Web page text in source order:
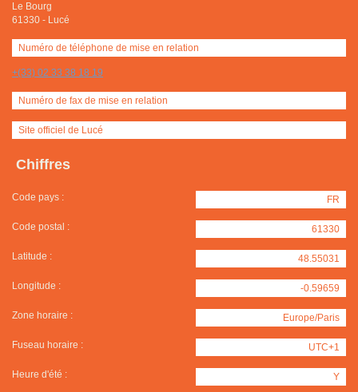
Le Bourg
61330 - Lucé
Numéro de téléphone de mise en relation
+(33) 02 33 38 18 19
Numéro de fax de mise en relation
Site officiel de Lucé
Chiffres
Code pays : FR
Code postal : 61330
Latitude : 48.55031
Longitude : -0.59659
Zone horaire : Europe/Paris
Fuseau horaire : UTC+1
Heure d'été : Y